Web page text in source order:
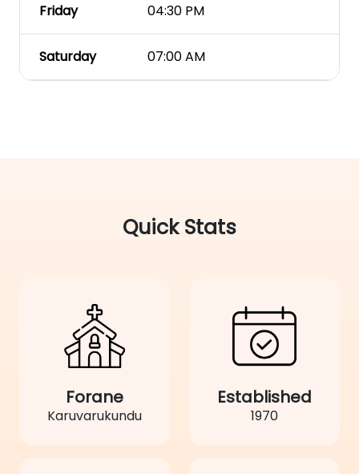
Friday 04:30 PM
Saturday 07:00 AM
Quick Stats
Forane
Karuvarukundu
Established
1970